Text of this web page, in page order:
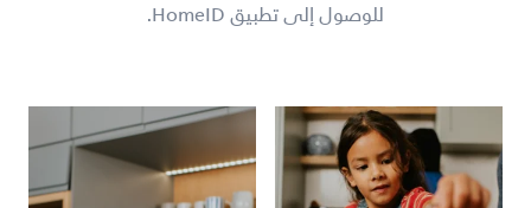
للوصول إلى تطبيق HomeID.